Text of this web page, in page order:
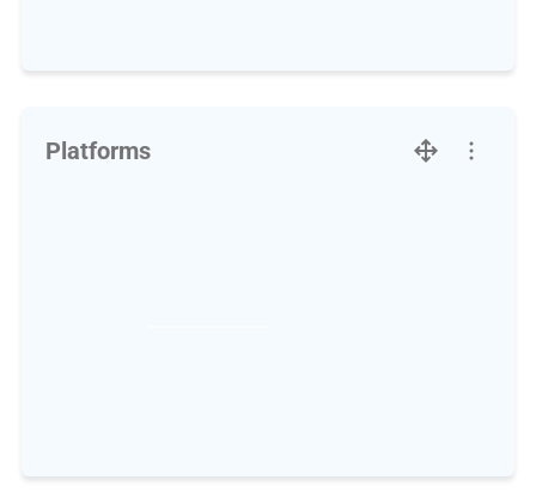
Platforms